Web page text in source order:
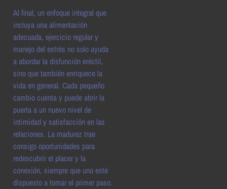
Al final, un enfoque integral que
incluya una alimentación
adecuada, ejercicio regular y
manejo del estrés no solo ayuda
a abordar la disfunción eréctil,
sino que también enriquece la
vida en general. Cada pequeño
cambio cuenta y puede abrir la
puerta a un nuevo nivel de
intimidad y satisfacción en las
relaciones. La madurez trae
consigo oportunidades para
redescubrir el placer y la
conexión, siempre que uno esté
dispuesto a tomar el primer paso.